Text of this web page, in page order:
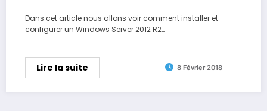
Dans cet article nous allons voir comment installer et
configurer un Windows Server 2012 R2…
Lire la suite 8 Février 2018